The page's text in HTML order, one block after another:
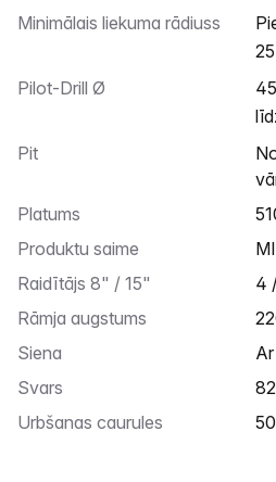
Minimālais liekuma rādiuss
Pilot-Drill Ø
Pit
nostiprināts bedrē /
Platums
Produktu saime
Raidītājs 8" / 15"
Rāmja augstums
Siena
Svars
Urbšanas caurules